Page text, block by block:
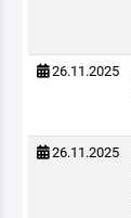
26.11.2025
26.11.2025